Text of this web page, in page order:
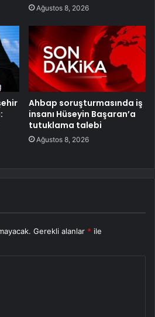
Ağustos 8, 2026
Ahbap soruşturmasında iş
insanı Hüseyin Başaran’a
tutuklama talebi
Ağustos 8, 2026
Gerekli alanlar * ile